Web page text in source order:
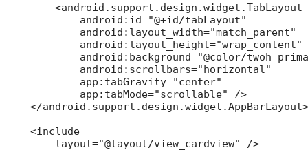
        <android.support.design.widget.TabLayout
            android:id="@+id/tabLayout"
            android:layout_width="match_parent"
            android:layout_height="wrap_content"
android:background="@color/
            android:scrollbars="horizontal"
            app:tabGravity="center"
            app:tabMode="scrollable" />
    </android.support.design.widget.AppBarLayout>
    <include
        layout="@layout/view_cardview" />